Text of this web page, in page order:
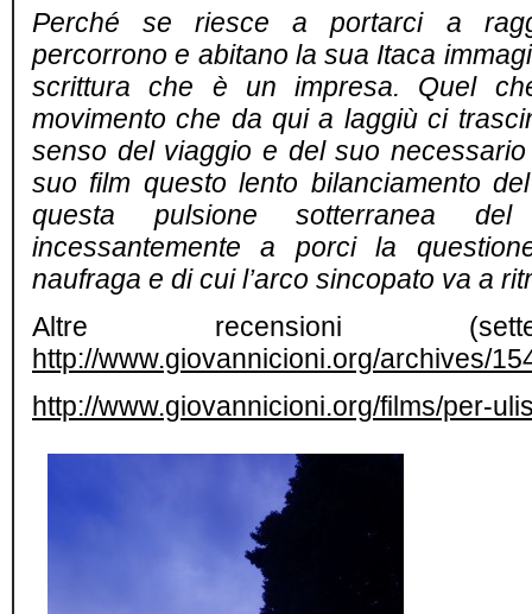
Perché se riesce a portarci a
percorrono e abitano la sua Itaca
scrittura che è un impresa. Quel
movimento che da qui a laggiù ci
senso del viaggio e del suo
suo film questo lento bilanciamento
questa pulsione sotterranea
incessantemente a porci la
naufraga e di cui l’arco sincopato va a
Altre recensioni
http://www.giovannicioni.org/archives/
http://www.giovannicioni.org/films/per-